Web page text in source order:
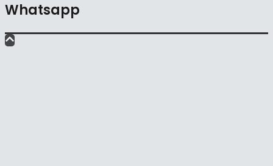
Whatsapp